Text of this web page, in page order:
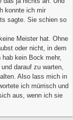
konnte ich mir
sagte. Sie schien so
Meister hat. Ohne
oder nicht, in dem
hab kein Bock mehr,
darauf zu warten,
Also lass mich in
ich mürrisch und
aus, wenn ich sie